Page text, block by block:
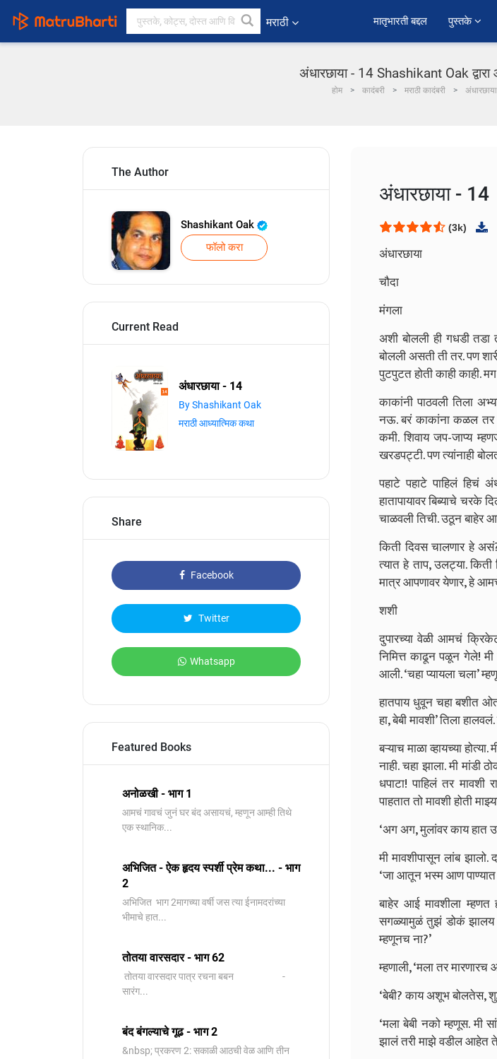
मराठी ﻿मातृभारती बद्दल पुस्तके
अंधारछाया - 14 Shashikant Oak द्वारा
होम कादंबरी मराठी कादंबरी
The Author
Shashikant Oak
फॉलो करा
Current Read
अंधारछाया - 14
By Shashikant Oak
मराठी आध्यात्मिक कथा
Share
Facebook
Twitter
Whatsapp
Featured Books
अनोळखी - भाग 1
आमचं गावचं जुनं घर बंद असायचं, म्हणून आम्ही तिथे
एक स्थानिक...
अभिजित - ऐक हृदय स्पर्शी प्रेम कथा... - भाग
2
️अभिजित ️ भाग 2मागच्या वर्षी जस त्या ईनामदरांच्या
भीमाचे हात...
तोतया वारसदार - भाग 62
तोतया वारसदार पात्र रचना बबन -
सारंग...
बंद बंगल्याचे गूढ - भाग 2
&nbsp; प्रकरण 2: सकाळी आठची वेळ आणि तीन
अंधारछाया - 14
(3k)
अंधारछाया
चौदा
मंगला
अशी बोलली ही गधडी
बोलली असती ती तर. पण
पुटपुटत होती काही काही.
काकांनी पाठवली तिला
नऊ. बरं काकांना कळल तर
कमी. शिवाय जप-जाप्य
खरडपट्टी. पण त्यांनाही
पहाटे पहाटे पाहिलं
हातापायावर बिब्याचे
चाळवली तिची. उठून बाहेर
किती दिवस चालणार हे
त्यात हे ताप, उलट्या.
मात्र आपणावर येणार, हे
शशी
दुपारच्या वेळी आमचं
निमित्त काढून पळून गेले! मी
आली. ‘चहा प्यायला चला’
हातपाय धुवून चहा बशीत
हा, बेबी मावशी’ तिला
बऱ्याच माळा व्हायच्या
नाही. चहा झाला. मी मांडी
धपाटा! पाहिलं तर
पाहतात तो मावशी होती
‘अग अग, मुलांवर काय हात
मी मावशीपासून लांब झालो.
‘जा आतून भस्म आण
बाहेर आई मावशीला म्हणत
सगळ्यामुळं तुझं डोकं झालय
म्हणूनच ना?’
म्हणाली, ‘मला तर
‘बेबी? काय अशूभ बोलतेस,
‘मला बेबी नको म्हणूस. मी
झालं तरी माझे वडील आहेत